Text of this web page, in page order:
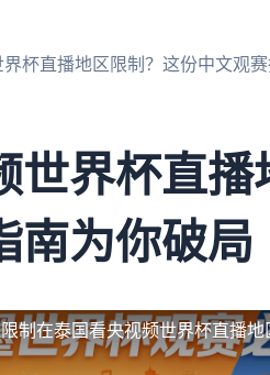
杯直播地区限制？这份中文观
界杯直播
南为你破局
制在泰国看央视频世界杯直播